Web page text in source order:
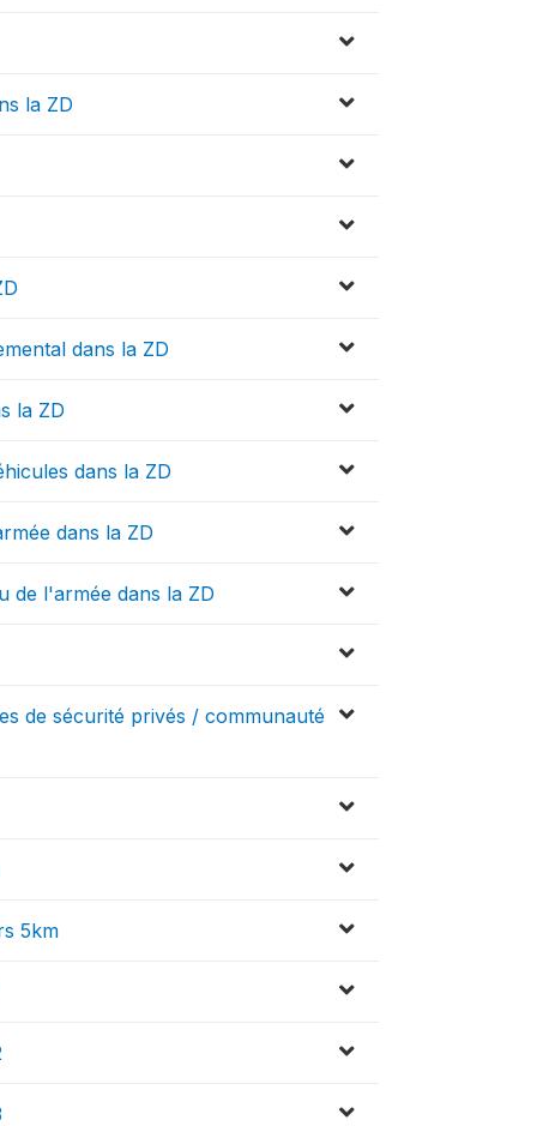
la ZD
dans la ZD
la ZD
dans la ZD
dans la ZD
de l'armée dans la ZD
de sécurité privés / communauté
5km